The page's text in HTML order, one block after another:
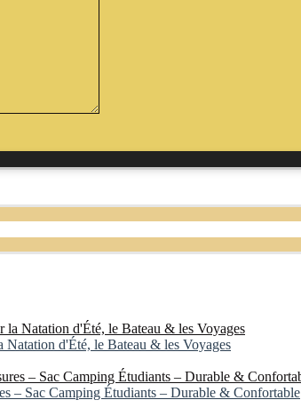
Natation d'Été, le Bateau & les Voyages
– Sac Camping Étudiants – Durable & Confortable